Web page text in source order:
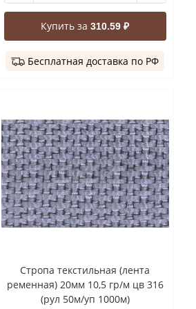
Купить за310.59 ₽
Бесплатная доставка по РФ
Стропа текстильная (лента
ременная) 20мм 10,5 гр/м цв 316
(рул 50м/уп 1000м)